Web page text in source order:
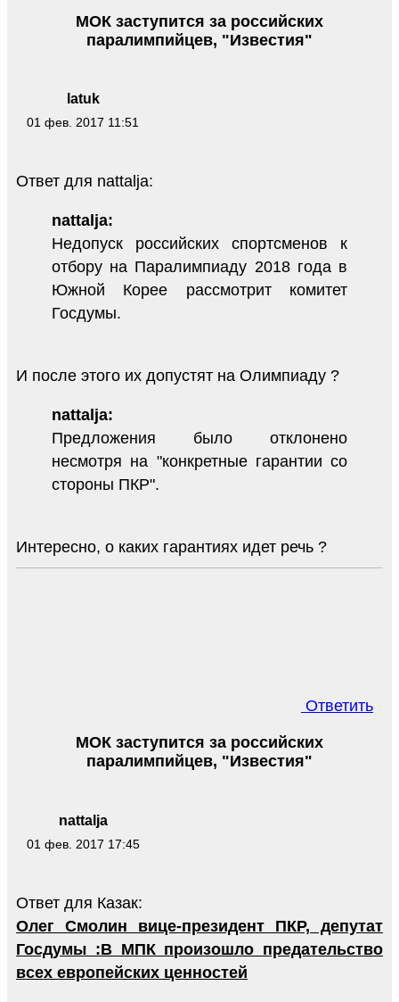
latuk
01 фев. 2017 11:51
МОК заступится за российских
паралимпийцев, "Известия"
Ответ для nattalja:
nattalja:
Недопуск российских спортсменов к
отбору на Паралимпиаду 2018 года в
Южной Корее рассмотрит комитет
Госдумы.
И после этого их допустят на Олимпиаду ?
nattalja:
Предложения было отклонено
несмотря на "конкретные гарантии со
стороны ПКР".
Интересно, о каких гарантиях идет речь ?
Ответить
nattalja
01 фев. 2017 17:45
МОК заступится за российских
паралимпийцев, "Известия"
Ответ для Казак:
Олег Смолин вице-президент ПКР, депутат
Госдумы :В МПК произошло предательство
всех европейских ценностей